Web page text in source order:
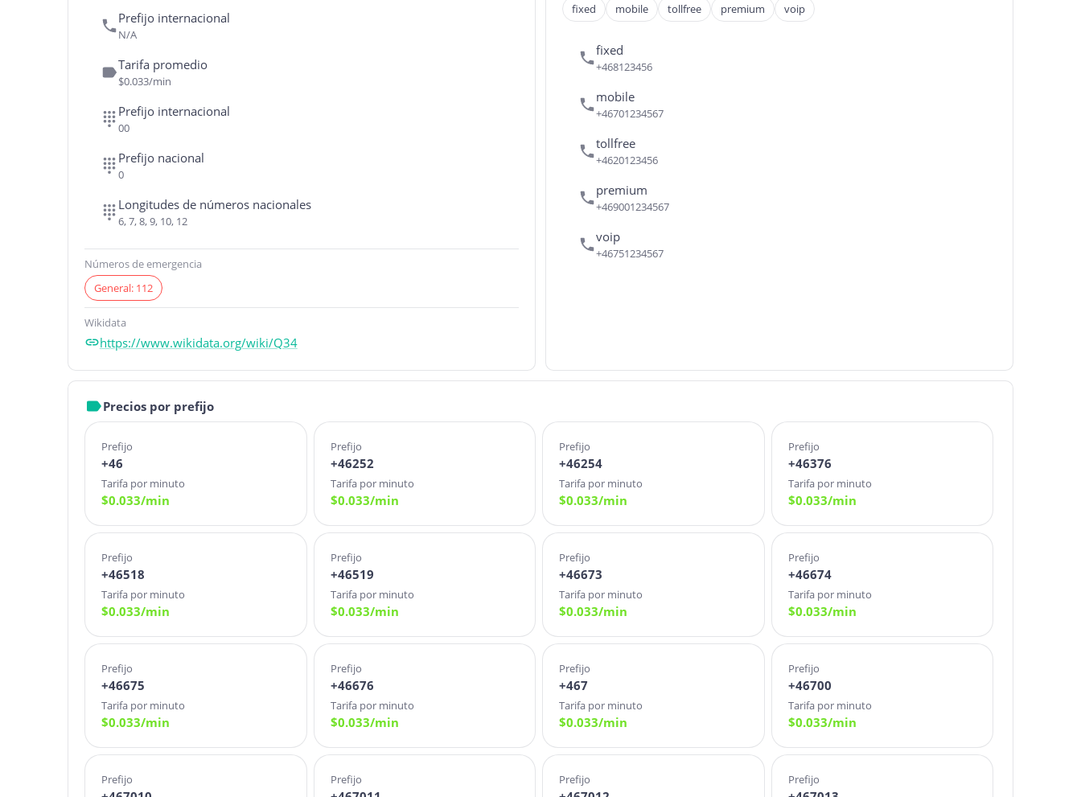
Prefijo internacional
N/A
Tarifa promedio
$0.033/min
Prefijo internacional
00
Prefijo nacional
0
Longitudes de números nacionales
6, 7, 8, 9, 10, 12
Números de emergencia
General: 112
Wikidata
https://www.wikidata.org/wiki/Q34
fixed mobile tollfree premium voip
fixed
+468123456
mobile
+46701234567
tollfree
+4620123456
premium
+469001234567
voip
+46751234567
Precios por prefijo
Prefijo
+46
Tarifa por minuto
$0.033/min
Prefijo
+46252
Tarifa por minuto
$0.033/min
Prefijo
+46254
Tarifa por minuto
$0.033/min
Prefijo
+46376
Tarifa por minuto
$0.033/min
Prefijo
+46518
Tarifa por minuto
$0.033/min
Prefijo
+46519
Tarifa por minuto
$0.033/min
Prefijo
+46673
Tarifa por minuto
$0.033/min
Prefijo
+46674
Tarifa por minuto
$0.033/min
Prefijo
+46675
Tarifa por minuto
$0.033/min
Prefijo
+46676
Tarifa por minuto
$0.033/min
Prefijo
+467
Tarifa por minuto
$0.033/min
Prefijo
+46700
Tarifa por minuto
$0.033/min
Prefijo Prefijo Prefijo Prefijo